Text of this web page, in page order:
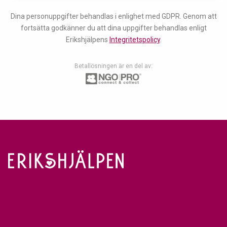
Dina personuppgifter behandlas i enlighet med GDPR. Genom att
fortsätta godkänner du att dina uppgifter behandlas enligt
Erikshjälpens Integritetspolicy.
Betallösningen är en del av: